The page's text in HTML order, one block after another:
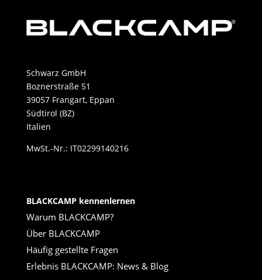
Schwarz GmbH
Boznerstraße 51
39057 Frangart, Eppan
Südtirol (BZ)
Italien
MwSt.-Nr.: IT02299140216
BLACKCAMP kennenlernen
Warum BLACKCAMP?
Über BLACKCAMP
Häufig gestellte Fragen
Erlebnis BLACKCAMP: News & Blog